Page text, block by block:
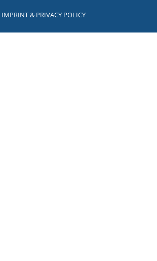
IMPRINT & PRIVACY POLICY